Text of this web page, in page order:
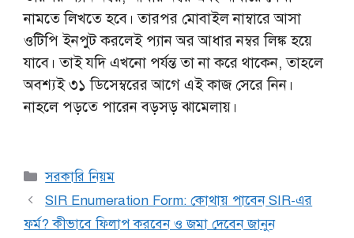
নামতে লিখতে হবে। তারপর মোবাইল নাম্বারে আসা
ওটিপি ইনপুট করলেই প্যান অর আধার নম্বর লিঙ্ক হয়ে
যাবে। তাই যদি এখনো পর্যন্ত তা না করে থাকেন, তাহলে
অবশ্যই ৩১ ডিসেম্বরের আগে এই কাজ সেরে নিন।
নাহলে পড়তে পারেন বড়সড় ঝামেলায়।
Categories
সরকারি নিয়ম
SIR Enumeration Form: কোথায় পাবেন SIR-এর
ফর্ম? কীভাবে ফিলাপ করবেন ও জমা দেবেন জানুন